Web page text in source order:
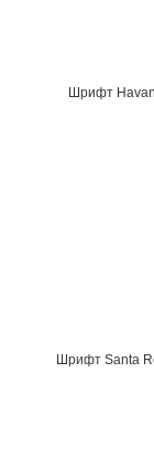
Шрифт
Шрифт Santa